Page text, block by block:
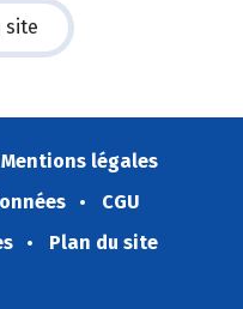
site
Mentions légales
CGU
Plan du site